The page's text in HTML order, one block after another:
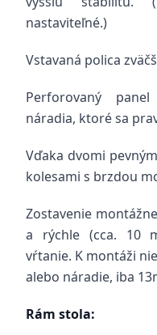
nastaviteľné.)
Vstavaná polica
Perforovaný
náradia, ktoré sa
Vďaka dvomi
kolesami s brzdou
Zostavenie
a rýchle (cca. 10
vŕtanie. K montáži
alebo náradie, iba
Rám stola: